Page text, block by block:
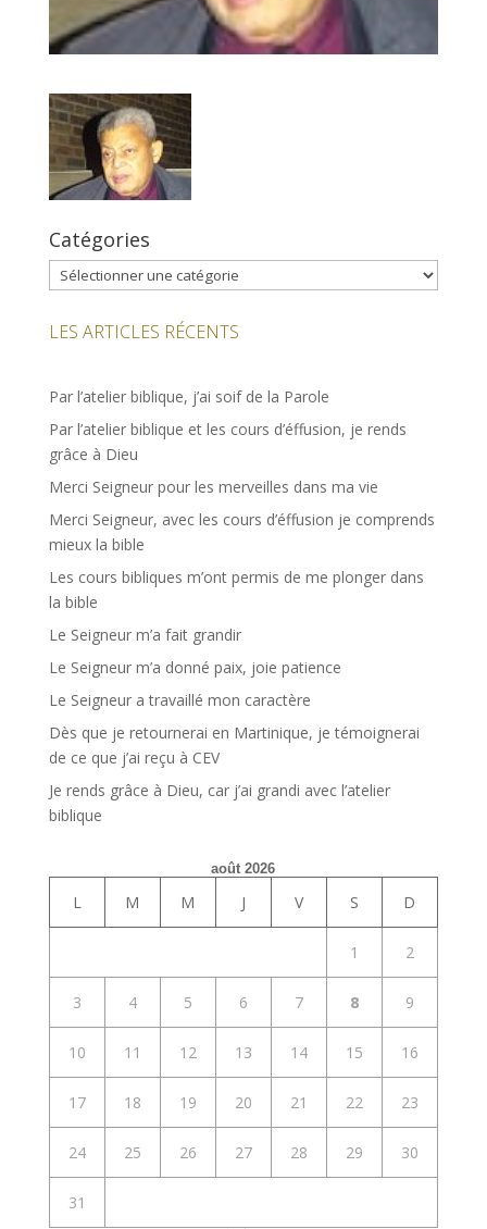
Catégories
Catégories
LES ARTICLES RÉCENTS
Par l’atelier biblique, j’ai soif de la Parole
Par l’atelier biblique et les cours d’éffusion, je rends
grâce à Dieu
Merci Seigneur pour les merveilles dans ma vie
Merci Seigneur, avec les cours d’éffusion je comprends
mieux la bible
Les cours bibliques m’ont permis de me plonger dans
la bible
Le Seigneur m’a fait grandir
Le Seigneur m’a donné paix, joie patience
Le Seigneur a travaillé mon caractère
Dès que je retournerai en Martinique, je témoignerai
de ce que j’ai reçu à CEV
Je rends grâce à Dieu, car j’ai grandi avec l’atelier
biblique
août 2026
L M M J V S D
1 2
3 4 5 6 7 8 9
10 11 12 13 14 15 16
17 18 19 20 21 22 23
24 25 26 27 28 29 30
31